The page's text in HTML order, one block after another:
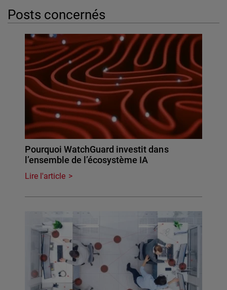
Posts concernés
Pourquoi WatchGuard investit dans
l’ensemble de l’écosystème IA
Lire l'article